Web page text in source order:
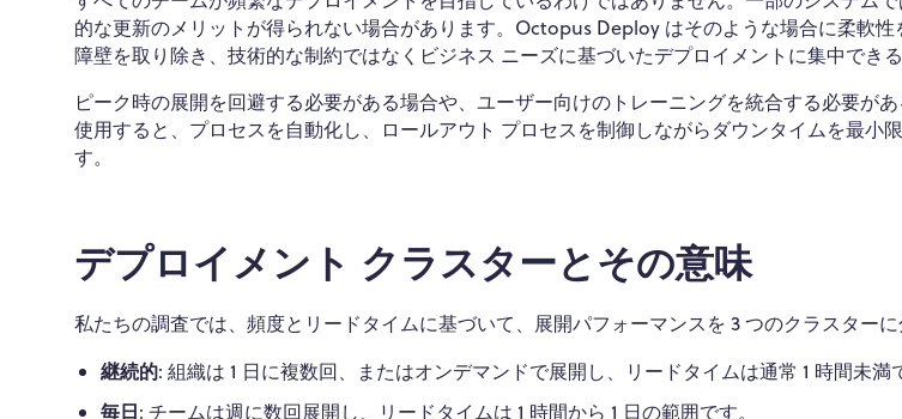
的な更新のメリットが得られない場合があります。Octopus Deploy はそのような場合に柔軟
障壁を取り除き、技術的な制約ではなくビジネス ニーズに基づいたデプロイメントに集中できる
ピーク時の展開を回避する必要がある場合や、ユーザー向けのトレーニングを統合する必要が
使用すると、プロセスを自動化し、ロールアウト プロセスを制御しながらダウンタイムを最小
す。
デプロイメント クラスターとその意味
私たちの調査では、頻度とリードタイムに基づいて、展開パフォーマンスを 3 つのクラスターに
継続的: 組織は 1 日に複数回、またはオンデマンドで展開し、リードタイムは通常 1 時間未満
毎日: チームは週に数回展開し、リードタイムは 1 時間から 1 日の範囲です。